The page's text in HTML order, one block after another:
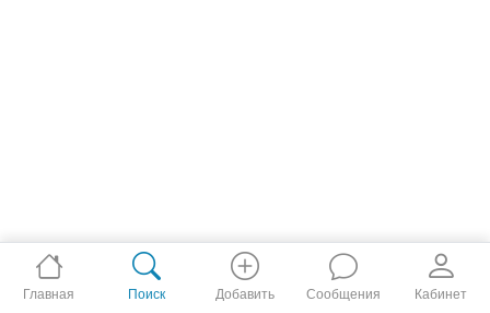
Главная Поиск Добавить Сообщения Кабинет